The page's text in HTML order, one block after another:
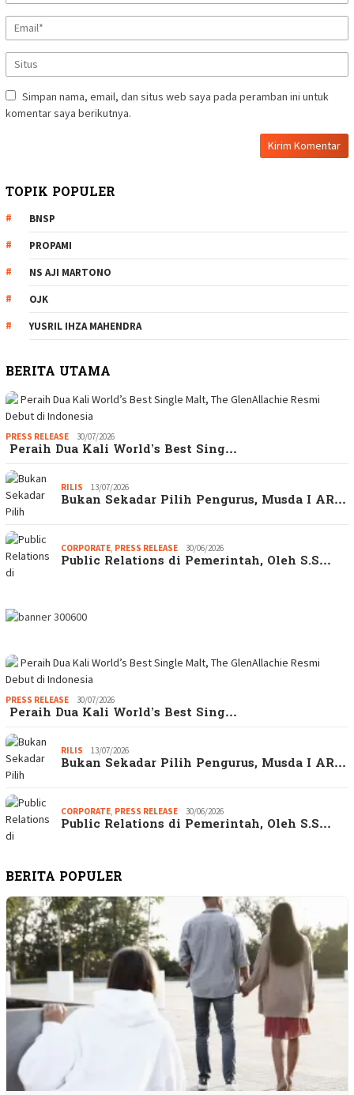
Simpan nama, email, dan situs web saya pada peramban ini untuk
komentar saya berikutnya.
TOPIK POPULER
BNSP
PROPAMI
NS AJI MARTONO
OJK
YUSRIL IHZA MAHENDRA
BERITA UTAMA
PRESS RELEASE 30/07/2026
Peraih Dua Kali World’s Best Sing…
RILIS 13/07/2026
Bukan Sekadar Pilih Pengurus, Musda I AR…
CORPORATE, PRESS RELEASE 30/06/2026
Public Relations di Pemerintah, Oleh S.S…
PRESS RELEASE 30/07/2026
Peraih Dua Kali World’s Best Sing…
RILIS 13/07/2026
Bukan Sekadar Pilih Pengurus, Musda I AR…
CORPORATE, PRESS RELEASE 30/06/2026
Public Relations di Pemerintah, Oleh S.S…
BERITA POPULER